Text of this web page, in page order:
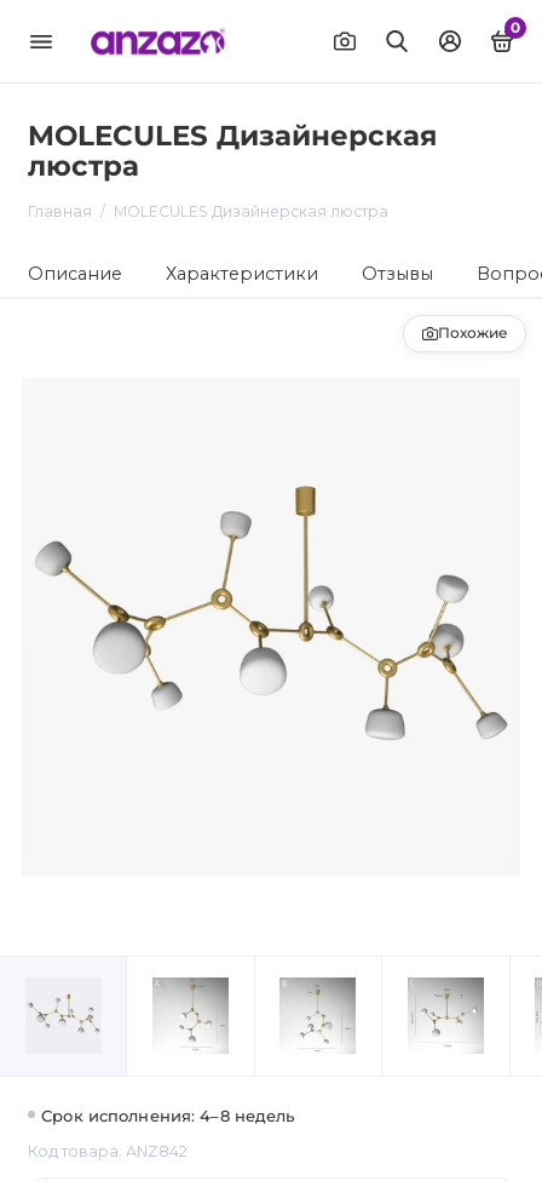
0
MOLECULES Дизайнерская
люстра
Главная MOLECULES Дизайнерская люстра
Описание Характеристики Отзывы
Похожие
Срок исполнения: 4–8 недель
Код товара: ANZ842